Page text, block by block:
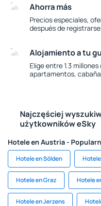
Ahorra más
Precios especiales,
después de
Alojamiento a tu
Elige entre 1.3
apartamentos,
Najczęściej
użytkowników eSky
Hotele en Austria -
Hotele en Sölden
Hotele en Graz Hotele
Hotele en Jerzens